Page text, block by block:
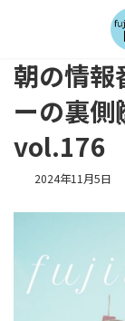
朝の情報
ーの裏側
vol.176
2024年11月5日